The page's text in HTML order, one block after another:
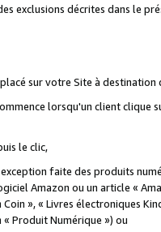
exclusions décrites dans le
sur votre Site à destination
lorsqu'un client
le clic,
faite des produits
Amazon ou un article «
», « Livres électroniques
Produit Numérique ») ou